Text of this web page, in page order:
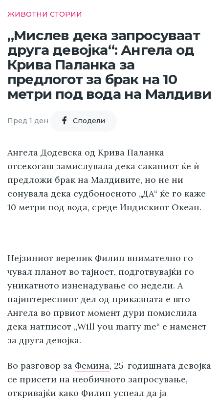
ЖИВОТНИ СТОРИИ
„Мислев дека запросуваат
друга девојка“: Ангела од
Крива Паланка за
предлогот за брак на 10
метри под вода на Малдиви
Пред 1 ден Cподели
Ангела Додевска од Крива Паланка
отсекогаш замислувала дека саканиот ќе ѝ
предложи брак на Малдивите, но не ни
сонувала дека судбоносното „ДА“ ќе го каже
10 метри под вода, среде Индискиот Океан.
Нејзиниот вереник Филип внимателно го
чувал планот во тајност, подготвувајќи го
уникатното изненадување со недели. А
најинтересниот дел од приказната е што
Ангела во првиот момент дури помислила
дека натписот „Will you marry me“ е наменет
за друга девојка.
Во разговор за Фемина, 25-годишната девојка
се присети на необичното запросување,
откривајќи како Филип успеал да ја